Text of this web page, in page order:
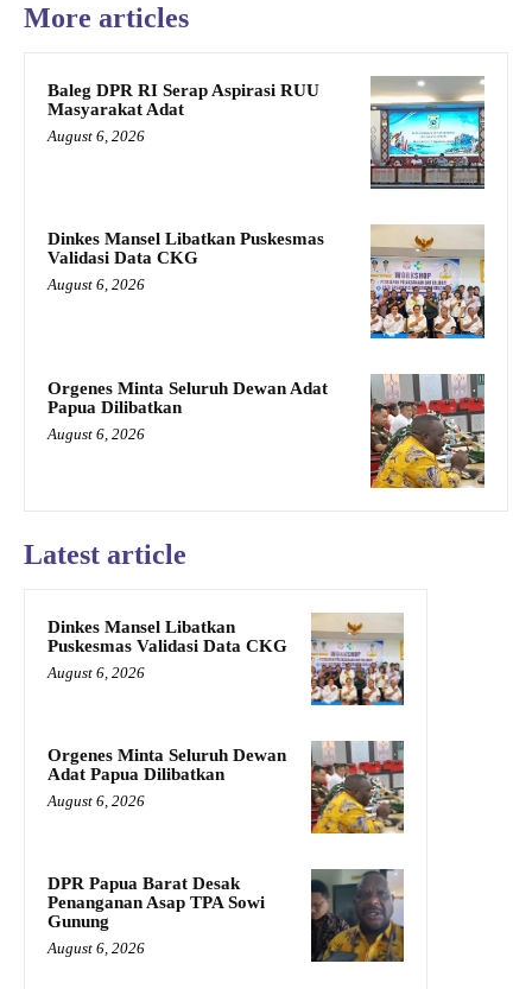
More articles
Baleg DPR RI Serap Aspirasi RUU
Masyarakat Adat
August 6, 2026
Dinkes Mansel Libatkan Puskesmas
Validasi Data CKG
August 6, 2026
Orgenes Minta Seluruh Dewan Adat
Papua Dilibatkan
August 6, 2026
Latest article
Dinkes Mansel Libatkan
Puskesmas Validasi Data CKG
August 6, 2026
Orgenes Minta Seluruh Dewan
Adat Papua Dilibatkan
August 6, 2026
DPR Papua Barat Desak
Penanganan Asap TPA Sowi
Gunung
August 6, 2026